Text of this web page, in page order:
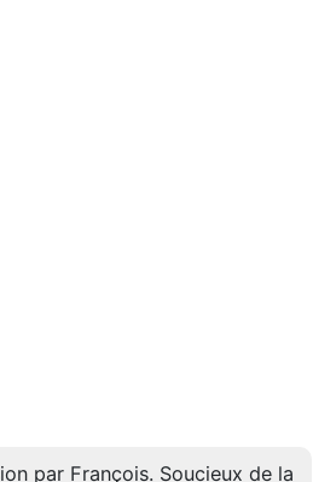
par François. Soucieux de la